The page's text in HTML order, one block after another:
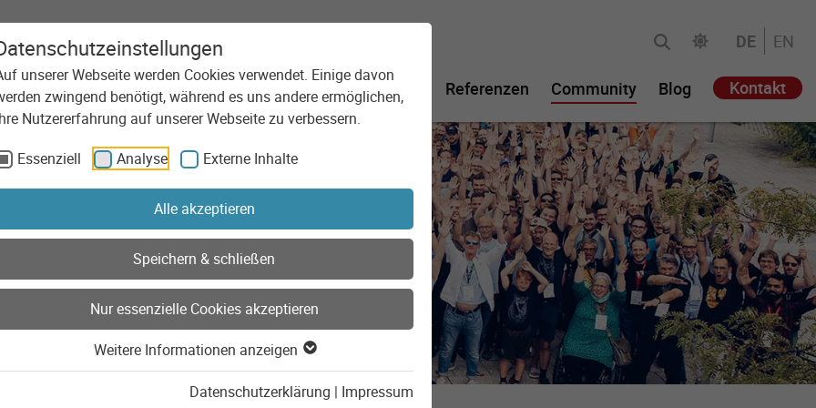
unserer Webseite werden Cookies verwendet. Einige davon
zwingend benötigt, während es uns andere ermöglichen,
Nutzererfahrung auf unserer Webseite zu verbessern.
Essenziell
Analyse Externe Inhalte
Alle akzeptieren
Speichern & schließen
Nur essenzielle Cookies akzeptieren
Weitere Informationen anzeigen
Datenschutzerklärung | Impressum
Agentur Leistungen Technologie Referenzen Community
(aktuell) Blog Kontakt
DE EN